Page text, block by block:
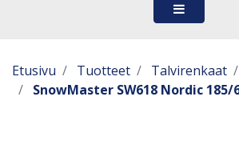
Etusivu Tuotteet Talvirenkaat
SnowMaster SW618 Nordic 185/